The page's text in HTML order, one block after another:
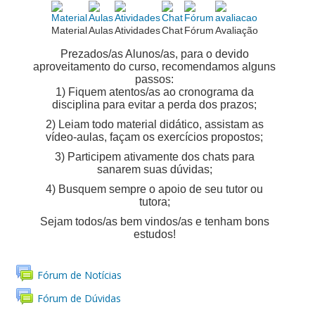
MaterialAulasAtividadesChat FórumAvaliação
Prezados/as Alunos/as, para o devido
aproveitamento do curso, recomendamos alguns
passos:
1) Fiquem atentos/as ao cronograma da
disciplina para evitar a perda dos prazos;
2) Leiam todo material didático, assistam as
vídeo-aulas, façam os exercícios propostos;
3) Participem ativamente dos chats para
sanarem suas dúvidas;
4) Busquem sempre o apoio de seu tutor ou
tutora;
Sejam todos/as bem vindos/as e tenham bons
estudos!
Fórum de Notícias
Fórum de Dúvidas